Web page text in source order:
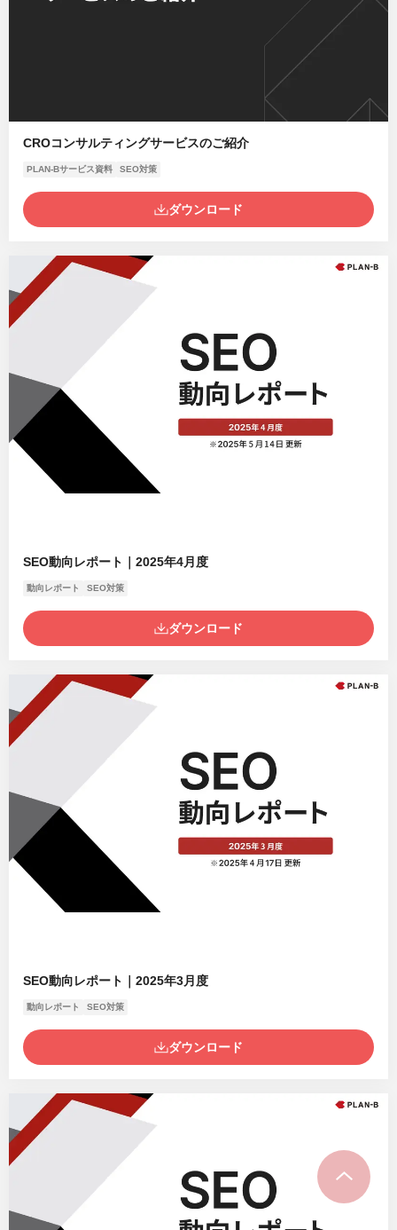
CROコンサルティングサービスのご紹介
PLAN-Bサービス資料 SEO対策
ダウンロード
SEO動向レポート｜2025年4月度
動向レポート SEO対策
ダウンロード
SEO動向レポート｜2025年3月度
動向レポート SEO対策
ダウンロード